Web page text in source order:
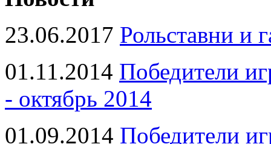
23.06.2017 Рольставни и
01.11.2014 Победители
- октябрь 2014
01.09.2014 Победители